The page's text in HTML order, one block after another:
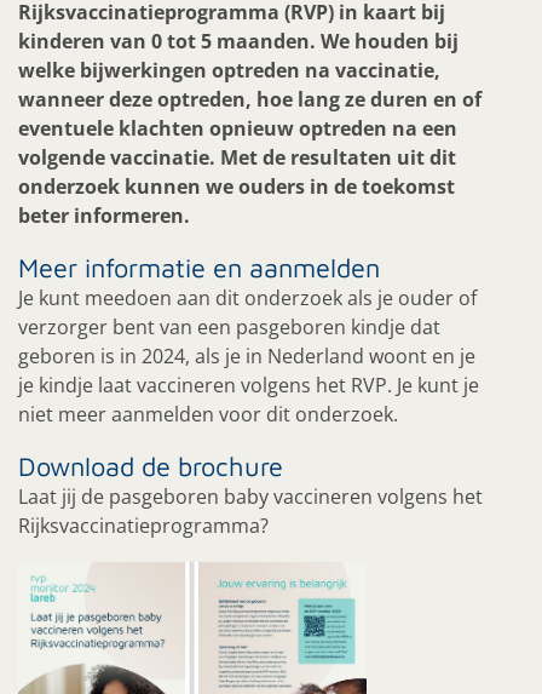
Rijksvaccinatieprogramma (RVP) in kaart bij
kinderen van 0 tot 5 maanden. We houden bij
welke bijwerkingen optreden na vaccinatie,
wanneer deze optreden, hoe lang ze duren en of
eventuele klachten opnieuw optreden na een
volgende vaccinatie. Met de resultaten uit dit
onderzoek kunnen we ouders in de toekomst
beter informeren.
Meer informatie en aanmelden
Je kunt meedoen aan dit onderzoek als je ouder of
verzorger bent van een pasgeboren kindje dat
geboren is in 2024, als je in Nederland woont en je
je kindje laat vaccineren volgens het RVP. Je kunt je
niet meer aanmelden voor dit onderzoek.
Download de brochure
Laat jij de pasgeboren baby vaccineren volgens het
Rijksvaccinatieprogramma?